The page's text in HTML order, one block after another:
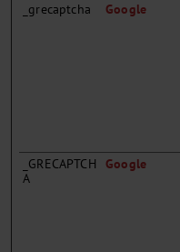
_grecaptcha Google
_GRECAPTCH
A
Google